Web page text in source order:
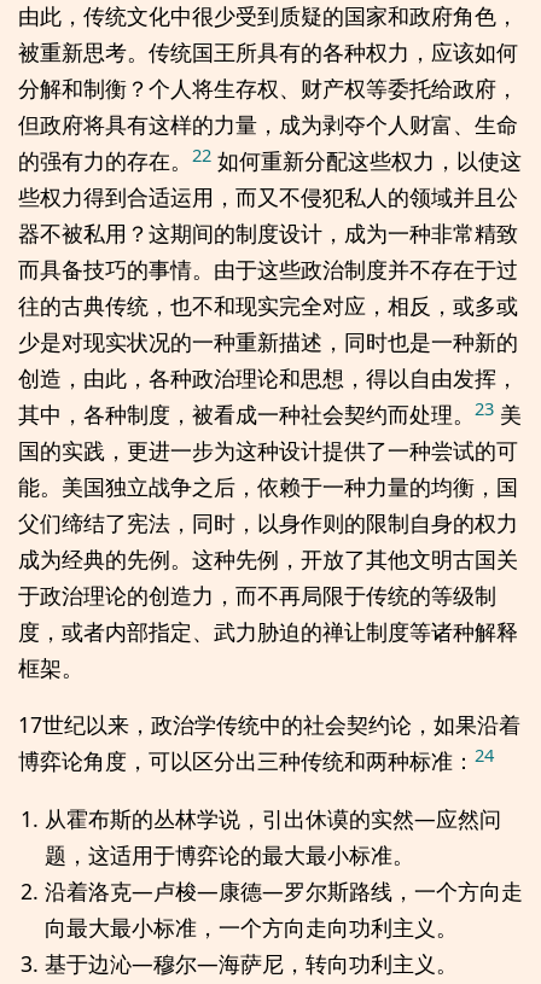
由此，传统文化中很少受到质疑的国家和政府角色，
被重新思考。传统国王所具有的各种权力，应该如何
分解和制衡？个人将生存权、财产权等委托给政府，
但政府将具有这样的力量，成为剥夺个人财富、生命
的强有力的存在。
22 如何重新分配这些权力，以使这
些权力得到合适运用，而又不侵犯私人的领域并且公
器不被私用？这期间的制度设计，成为一种非常精致
而具备技巧的事情。由于这些政治制度并不存在于过
往的古典传统，也不和现实完全对应，相反，或多或
少是对现实状况的一种重新描述，同时也是一种新的
创造，由此，各种政治理论和思想，得以自由发挥，
其中，各种制度，被看成一种社会契约而处理。
23 美
国的实践，更进一步为这种设计提供了一种尝试的可
能。美国独立战争之后，依赖于一种力量的均衡，国
父们缔结了宪法，同时，以身作则的限制自身的权力
成为经典的先例。这种先例，开放了其他文明古国关
于政治理论的创造力，而不再局限于传统的等级制
度，或者内部指定、武力胁迫的禅让制度等诸种解释
框架。
17世纪以来，政治学传统中的社会契约论，如果沿着
博弈论角度，可以区分出三种传统和两种标准： 24
从霍布斯的丛林学说，引出休谟的实然—应然问
题，这适用于博弈论的最大最小标准。
沿着洛克—卢梭—康德—罗尔斯路线，一个方向走
向最大最小标准，一个方向走向功利主义。
基于边沁—穆尔—海萨尼，转向功利主义。